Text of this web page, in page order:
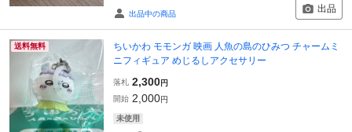
出品中の商品 出品
送料無料
ちいかわ モモンガ 映画 人魚の島のひみつ チャームミ
ニフィギュア めじるしアクセサリー
落札 2,300円
開始 2,000円
未使用